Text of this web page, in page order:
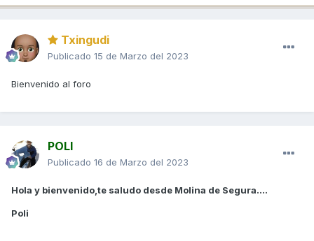
Txingudi
Publicado 15 de Marzo del 2023
Bienvenido al foro
POLI
Publicado 16 de Marzo del 2023
Hola y bienvenido,te saludo desde Molina de Segura....
Poli